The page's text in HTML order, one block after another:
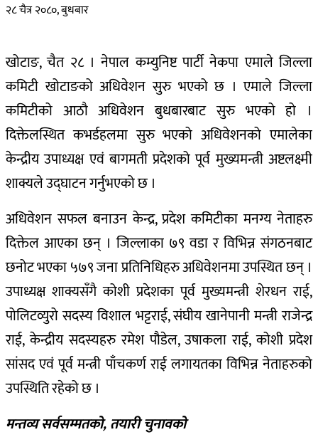
२८ चैत्र २०८०, बुधबार
खोटाङ, चैत २८ । नेपाल कम्युनिष्ट पार्टी नेकपा एमाले जिल्ला
कमिटी खोटाङको अधिवेशन सुरु भएको छ । एमाले जिल्ला
कमिटीको आठौ अधिवेशन बुधबारबाट सुरु भएको हो ।
दिक्तेलस्थित कभर्डहलमा सुरु भएको अधिवेशनको एमालेका
केन्द्रीय उपाध्यक्ष एवं बागमती प्रदेशको पूर्व मुख्यमन्त्री अष्टलक्ष्मी
शाक्यले उद्घाटन गर्नुभएको छ ।
अधिवेशन सफल बनाउन केन्द्र, प्रदेश कमिटीका मनग्य नेताहरु
दिक्तेल आएका छन् । जिल्लाका ७९ वडा र विभिन्न संगठनबाट
छनोट भएका ५७९ जना प्रतिनिधिहरु अधिवेशनमा उपस्थित छन् ।
उपाध्यक्ष शाक्यसँगै कोशी प्रदेशका पूर्व मुख्यमन्त्री शेरधन राई,
पोलिटव्युरो सदस्य विशाल भट्टराई, संघीय खानेपानी मन्त्री राजेन्द्र
राई, केन्द्रीय सदस्यहरु रमेश पौडेल, उषाकला राई, कोशी प्रदेश
सांसद एवं पूर्व मन्त्री पाँचकर्ण राई लगायतका विभिन्न नेताहरुको
उपस्थिति रहेको छ ।
मन्तव्य सर्वसम्मतको, तयारी चुनावको